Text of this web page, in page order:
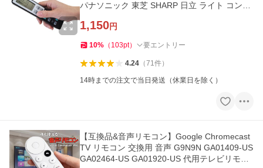
パナソニック 東芝 SHARP 日立 ライト コント
1,150円
10% （ 103pt） 要エントリー
4.24（71件）
14時までの注文で当日発送（休業日を除く）
【互換品&音声リモコン】Google Chromecast
TV リモコン 交換用 音声 G9N9N GA01409-US
GA02464-US GA01920-US 代用テレビリモコ